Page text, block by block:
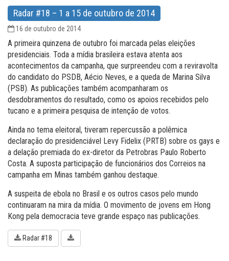
Radar #18 – 1 a 15 de outubro de 2014
16 de outubro de 2014
A primeira quinzena de outubro foi marcada pelas eleições
presidenciais. Toda a mídia brasileira estava atenta aos
acontecimentos da campanha, que surpreendeu com a reviravolta
do candidato do PSDB, Aécio Neves, e a queda de Marina Silva
(PSB). As publicações também acompanharam os
desdobramentos do resultado, como os apoios recebidos pelo
tucano e a primeira pesquisa de intenção de votos.
Ainda no tema eleitoral, tiveram repercussão a polêmica
declaração do presidenciável Levy Fidelix (PRTB) sobre os gays e
a delação premiada do ex-diretor da Petrobras Paulo Roberto
Costa. A suposta participação de funcionários dos Correios na
campanha em Minas também ganhou destaque.
A suspeita de ebola no Brasil e os outros casos pelo mundo
continuaram na mira da mídia. O movimento de jovens em Hong
Kong pela democracia teve grande espaço nas publicações.
Radar #18